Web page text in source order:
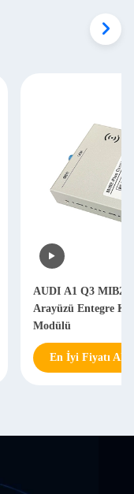
AUDI A1 Q3 MIB2
Arayüzü Entegre
Modülü
En İyi Fiyatı Alın